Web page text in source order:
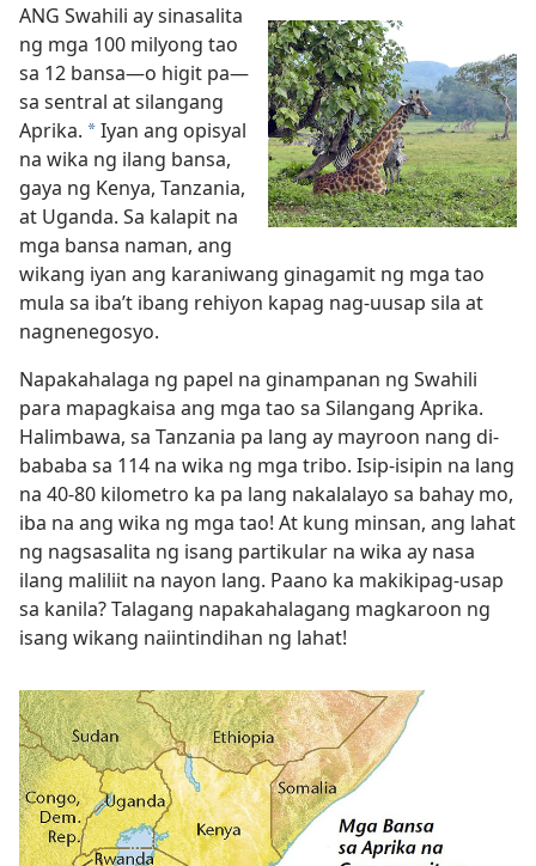
ANG Swahili ay sinasalita
ng mga 100 milyong tao
sa 12 bansa​—o higit pa​—
sa sentral at silangang
Aprika. *Iyan ang opisyal
na wika ng ilang bansa,
gaya ng Kenya, Tanzania,
at Uganda. Sa kalapit na
mga bansa naman, ang
wikang iyan ang karaniwang ginagamit ng mga tao
mula sa iba’t ibang rehiyon kapag nag-uusap sila at
nagnenegosyo.
Napakahalaga ng papel na ginampanan ng Swahili
para mapagkaisa ang mga tao sa Silangang Aprika.
Halimbawa, sa Tanzania pa lang ay mayroon nang di-
bababa sa 114 na wika ng mga tribo. Isip-isipin na lang
na 40-80 kilometro ka pa lang nakalalayo sa bahay mo,
iba na ang wika ng mga tao! At kung minsan, ang lahat
ng nagsasalita ng isang partikular na wika ay nasa
ilang maliliit na nayon lang. Paano ka makikipag-usap
sa kanila? Talagang napakahalagang magkaroon ng
isang wikang naiintindihan ng lahat!